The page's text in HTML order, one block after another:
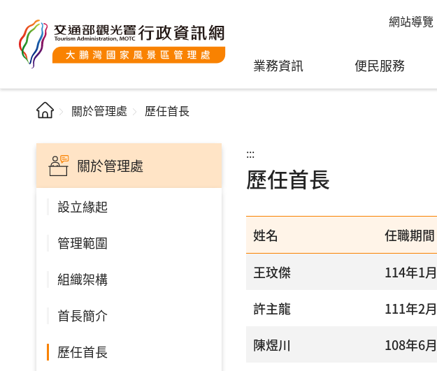
網站導覽
業務資訊 便民服務
關於管理處 歷任首長
關於管理處
設立緣起
管理範圍
組織架構
首長簡介
歷任首長
:::
歷任首長
姓名 任職期間
王玟傑
114年1
許主龍
111年2
陳煜川
108年6